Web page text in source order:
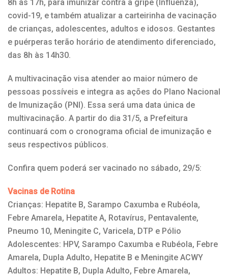
8h às 17h, para imunizar contra a gripe (Influenza),
covid-19, e também atualizar a carteirinha de vacinação
de crianças, adolescentes, adultos e idosos. Gestantes
e puérperas terão horário de atendimento diferenciado,
das 8h às 14h30.
A multivacinação visa atender ao maior número de
pessoas possíveis e integra as ações do Plano Nacional
de Imunização (PNI). Essa será uma data única de
multivacinação. A partir do dia 31/5, a Prefeitura
continuará com o cronograma oficial de imunização e
seus respectivos públicos.
Confira quem poderá ser vacinado no sábado, 29/5:
Vacinas de Rotina
Crianças: Hepatite B, Sarampo Caxumba e Rubéola,
Febre Amarela, Hepatite A, Rotavírus, Pentavalente,
Pneumo 10, Meningite C, Varicela, DTP e Pólio
Adolescentes: HPV, Sarampo Caxumba e Rubéola, Febre
Amarela, Dupla Adulto, Hepatite B e Meningite ACWY
Adultos: Hepatite B, Dupla Adulto, Febre Amarela,